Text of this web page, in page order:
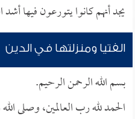
يجد أنهم كانوا يتورعون فيها
الفتيا ومنزلتها في الدين
بسم الله الرحمن الرحيم.
الحمد لله رب العالمين، وصلى